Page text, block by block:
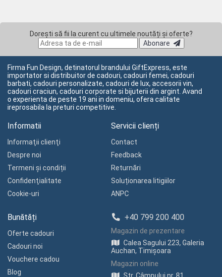
Dorești să fii la curent cu ultimele noutăți și oferte?
Abonare
Firma Fun Design, detinatorul brandului GiftExpress, este
importator si distribuitor de cadouri, cadouri femei, cadouri
barbati, cadouri personalizate, cadouri de lux, accesorii vin,
cadouri craciun, cadouri corporate si bijuterii din argint. Avand
o experienta de peste 19 ani in domeniu, ofera calitate
ireprosabila la preturi competitive.
Informatii
Informaţii clienţi
Despre noi
Termeni și condiții
Confidenţialitate
Cookie-uri
Servicii clienți
Contact
Feedback
Returnări
Soluționarea litigiilor
ANPC
Bunătăți
Oferte cadouri
Cadouri noi
Vouchere cadou
Blog
+40 799 200 400
Magazin de prezentare
Calea Sagului 223, Galeria
Auchan, Timișoara
Magazin online